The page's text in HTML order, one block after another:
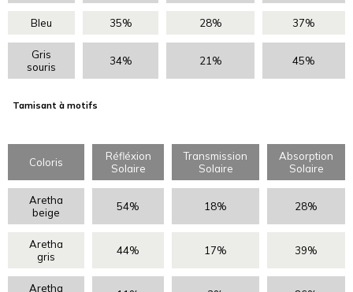
Bleu 35% 28% 37%
Gris
souris
34% 21% 45%
Tamisant à motifs
Coloris
Réfléxion
Solaire
Transmission
Solaire
Absorption
Solaire
Aretha
beige
54% 18% 28%
Aretha
gris
44% 17% 39%
Aretha